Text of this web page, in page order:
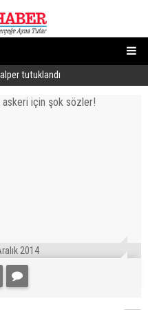
tutuklandı
2014